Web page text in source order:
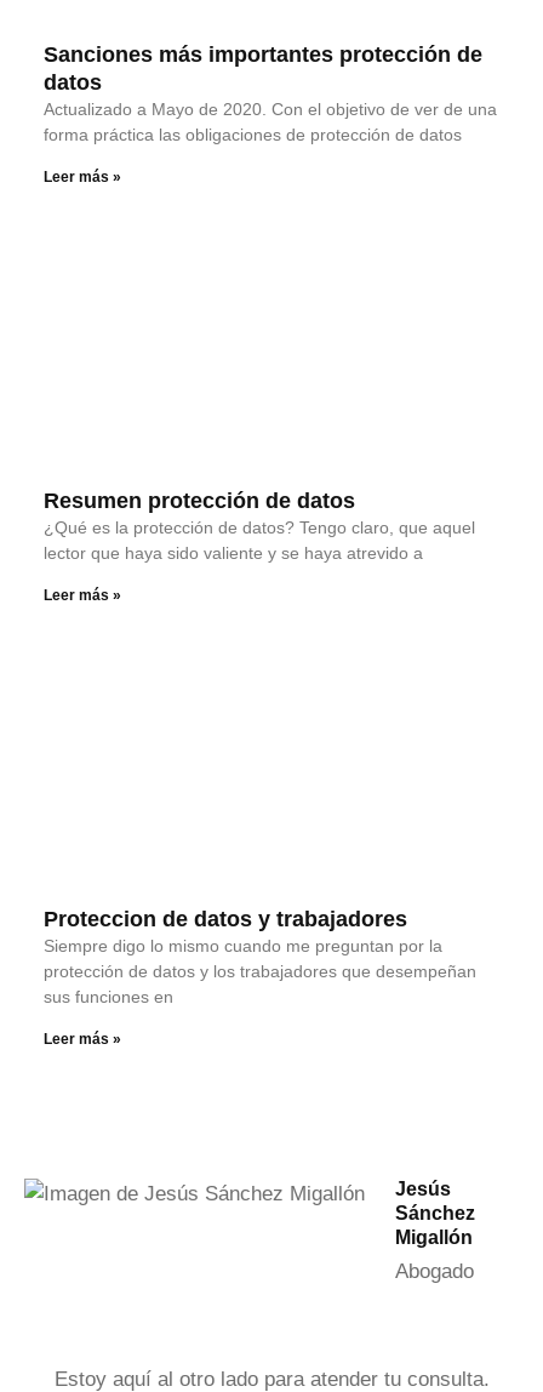
Sanciones más importantes protección de
datos
Actualizado a Mayo de 2020. Con el objetivo de ver de una
forma práctica las obligaciones de protección de datos
Leer más »
Resumen protección de datos
¿Qué es la protección de datos? Tengo claro, que aquel
lector que haya sido valiente y se haya atrevido a
Leer más »
Proteccion de datos y trabajadores
Siempre digo lo mismo cuando me preguntan por la
protección de datos y los trabajadores que desempeñan
sus funciones en
Leer más »
Jesús
Sánchez
Migallón
Abogado
Estoy aquí al otro lado para atender tu consulta.